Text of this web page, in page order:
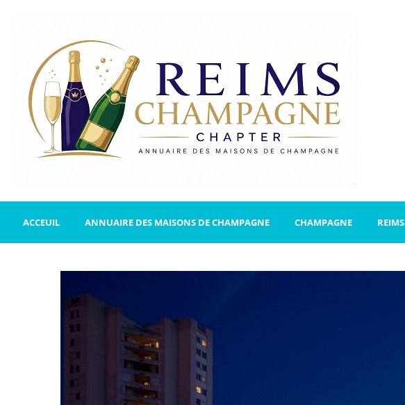
ACCEUIL ANNUAIRE DES MAISONS DE CHAMPAGNE CHAMPAGNE REIMS